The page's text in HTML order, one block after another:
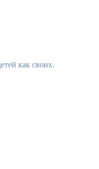
как своих.